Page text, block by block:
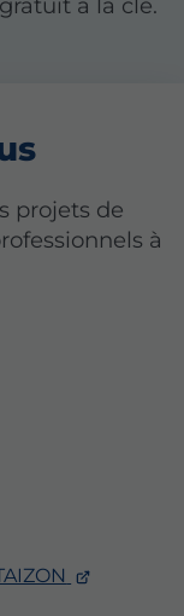
projets de
à